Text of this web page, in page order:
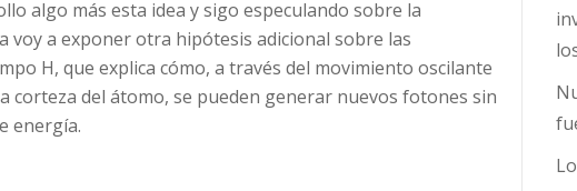
algo más esta idea y sigo especulando sobre la
voy a exponer otra hipótesis adicional sobre las
H, que explica cómo, a través del movimiento oscilante
corteza del átomo, se pueden generar nuevos fotones sin
energía.